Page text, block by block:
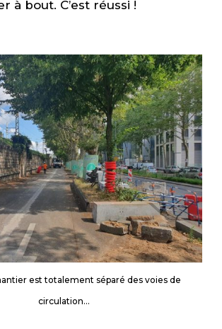
à bout. C’est réussi !
est totalement séparé des voies de
circulation…